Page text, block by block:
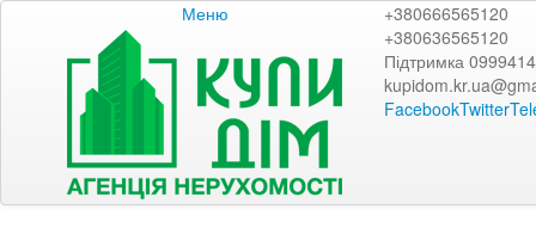
Меню
+380666565120
+380636565120
Підтримка
FacebookTwitter